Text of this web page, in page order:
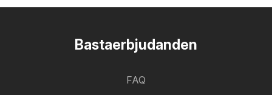
Bastaerbjudanden
FAQ